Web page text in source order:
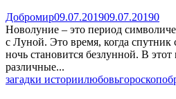
Добромир09.07.201909.07.20190
Новолуние – это период
с Луной. Это время, когда спутник
ночь становится безлунной. В этот
различные...
загадки историилюбовьгороскоп